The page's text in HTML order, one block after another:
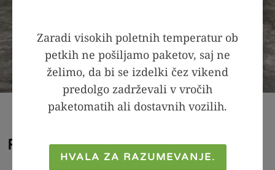
Postopek priprave
Zaradi visokih poletnih temperatur ob
petkih ne pošiljamo paketov, saj ne
želimo, da bi se izdelki čez vikend
predolgo zadrževali v vročih
paketomatih ali dostavnih vozilih.
HVALA ZA RAZUMEVANJE.